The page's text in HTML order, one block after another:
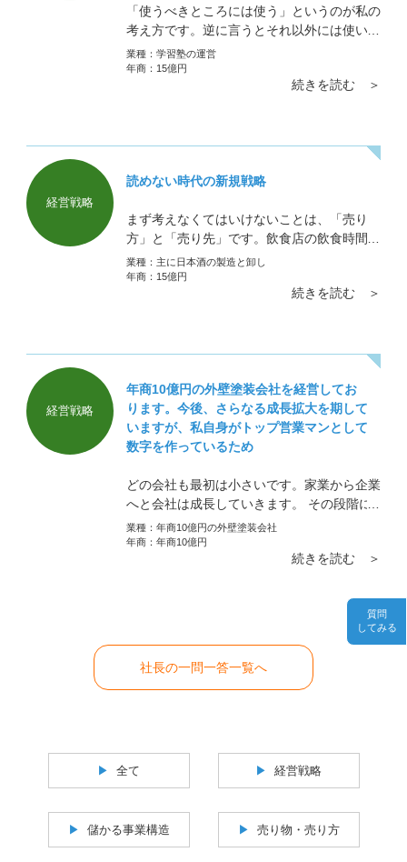
「使うべきところには使う」というのが私の
考え方です。逆に言うとそれ以外には使いま
せん。個人でも会社でも株はやりません。し
かし、本業に親和性のある新事業であった
り、親和性はなくても本業の弱点をカバーす
業種： 学習塾の運営
年商： 15億円
続きを読む ＞
経営戦略
読めない時代の新規戦略
まず考えなくてはいけないことは、「売り
方」と「売り先」です。飲食店の飲食時間の
制限や、営業の自粛によって確かに厳しかっ
たことと思います。 しかし、お酒が大好き
な人がそれでお酒を飲んでいないかといえば
か。勿論、飲まなくなった人も多いとは思い
業種： 主に日本酒の製造と卸し
年商： 15億円
続きを読む ＞
経営戦略
年商10億円の外壁塗装会社を経営してお
ります。今後、さらなる成長拡大を期して
いますが、私自身がトップ営業マンとして
数字を作っているため
どの会社も最初は小さいです。家業から企業
へと会社は成長していきます。 その段階に
よって社長の仕事内容も変化していきます。
現場で直接社員を引っ張ってきた社長にとっ
て、現場を離れることは勇気がいることで
が減少しないか」と心配されるのももっとも
業種： 年商10億円の外壁塗装会社
年商： 年商10億円
続きを読む ＞
社長の一問一答一覧へ
全て 経営戦略
儲かる事業構造 売り物・売り方
質問
してみる